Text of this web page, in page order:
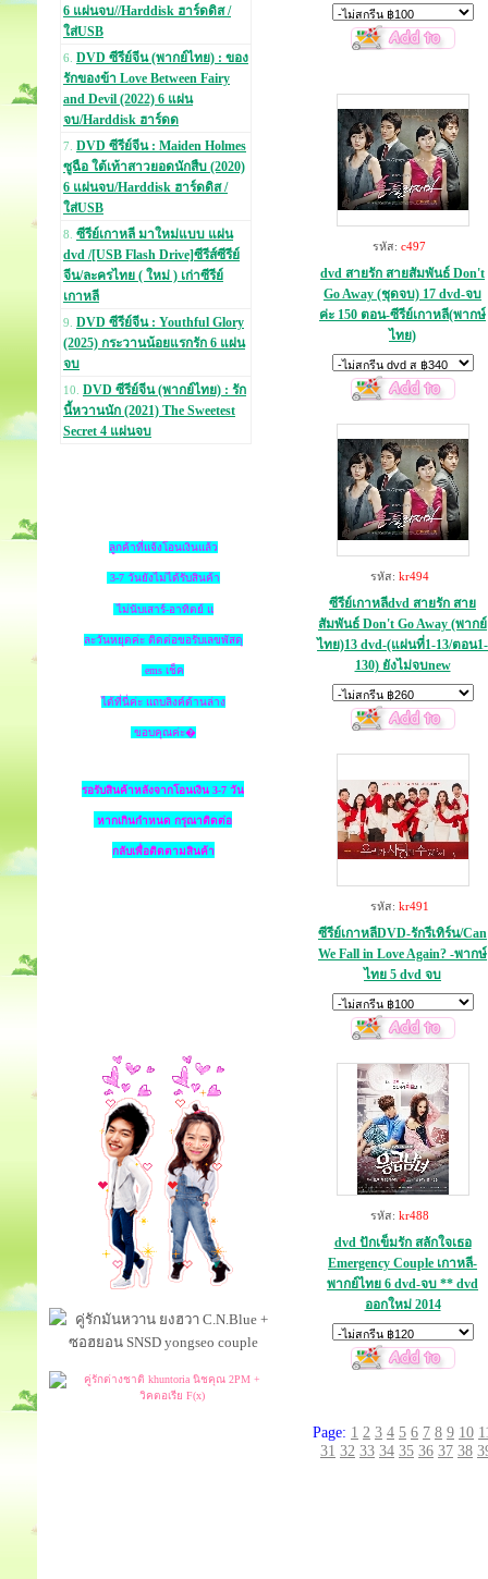
6 แผ่นจบ//Harddisk ฮาร์ดดิส /
ใส่USB
6. DVD ซีรีย์จีน (พากย์ไทย) : ของ
รักของข้า Love Between Fairy
and Devil (2022) 6 แผ่น
จบ/Harddisk ฮาร์ดด
7. DVD ซีรีย์จีน : Maiden Holmes
ซูฉือ ใต้เท้าสาวยอดนักสืบ (2020)
6 แผ่นจบ/Harddisk ฮาร์ดดิส /
ใส่USB
8. ซีรีย์เกาหลี มาใหม่แบบ แผ่น
dvd /[USB Flash Drive]ซีรีส์ซีรีย์
จีน/ละครไทย ( ใหม่ ) เก่าซีรีย์
เกาหลี
9. DVD ซีรีย์จีน : Youthful Glory
(2025) กระวานน้อยแรกรัก 6 แผ่น
จบ
10. DVD ซีรีย์จีน (พากย์ไทย) : รัก
นี้หวานนัก (2021) The Sweetest
Secret 4 แผ่นจบ
ลูกค้าที่แจ้งโอนเงินแล้ว
3-7 วันยังไม่ได้รับสินค้า
ไม่นับเสาร์-อาทิตย์ แ
ละวันหยุดค่ะ ติดต่อขอรับเลขพัสดุ
ems เช็ค
ได้ที่นี่ค่ะ แถบลิงค์ด้านล่าง
ขอบคุณค่ะ�
รอรับสินค้าหลังจากโอนเงิน 3-7 วัน
หากเกินกำหนด กรุณาติดต่อ
กลับเพื่อติดตามสินค้า
รหัส: c497
dvd สายรัก สายสัมพันธ์ Don't
Go Away (ชุดจบ) 17 dvd-จบ
ค่ะ 150 ตอน-ซีรีย์เกาหลี(พากษ์
ไทย)
รหัส: kr494
ซีรีย์เกาหลีdvd สายรัก สาย
สัมพันธ์ Don't Go Away (พากย์
ไทย)13 dvd-(แผ่นที่1-13/ตอน1-
130) ยังไม่จบnew
รหัส: kr491
ซีรีย์เกาหลีDVD-รักรีเทิร์น/Can
We Fall in Love Again? -พากษ์
ไทย 5 dvd จบ
รหัส: kr488
dvd ปักเข็มรัก สลักใจเธอ
Emergency Couple เกาหลี-
พากย์ไทย 6 dvd-จบ ** dvd
ออกใหม่ 2014
Page: 1 2 3 4 5 6 7 8 9 10
31 32 33 34 35 36 37 38